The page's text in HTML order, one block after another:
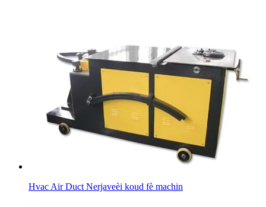
Hvac Air Duct Nerjaveèi koud fè machin